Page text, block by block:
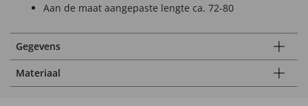
Aan de maat aangepaste lengte ca. 72-80
Gegevens
Materiaal